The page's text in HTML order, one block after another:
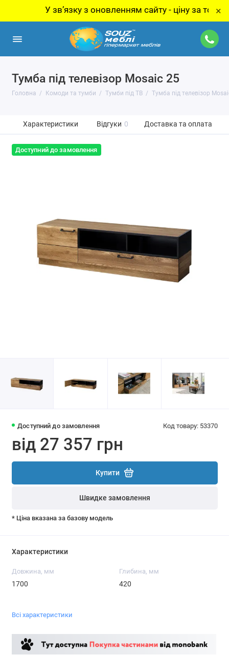
У звʼязку з оновленням сайту - ціну за товар ×
Тумба під телевізор Mosaic 25
Головна Комоди та тумби Тумби під ТВ Тумба під телевізор
Характеристики Відгуки 0 Доставка та оплата
Доступний до замовлення
Доступний до замовлення Код товару: 53370
від 27 357 грн
Купити
Швидке замовлення
* Ціна вказана за базову модель
Характеристики
Довжина, мм
1700
Глибина, мм
420
Всі характеристики